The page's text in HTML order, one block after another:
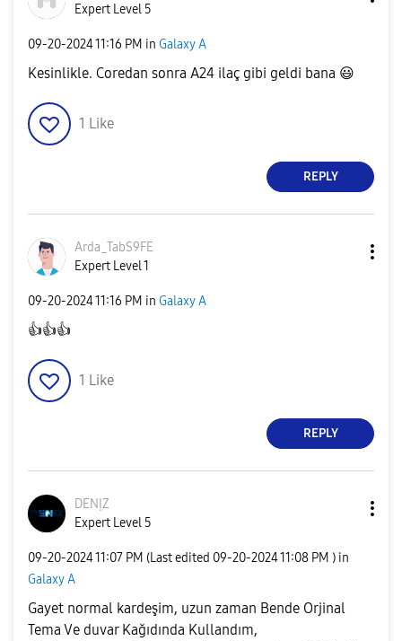
Expert Level 5
‎09-20-202411:16 PM in Galaxy A
Kesinlikle. Coredan sonra A24 ilaç gibi geldi bana 😃
1 Like
REPLY
Arda_TabS9FE
Expert Level 1
‎09-20-202411:16 PM in Galaxy A
👍👍👍
1 Like
REPLY
DENỊZ
Expert Level 5
‎09-20-202411:07 PM (Last edited ‎09-20-202411:08 PM ) in
Galaxy A
Gayet normal kardeşim, uzun zaman Bende Orjinal
Tema Ve duvar Kağıdında Kullandım,